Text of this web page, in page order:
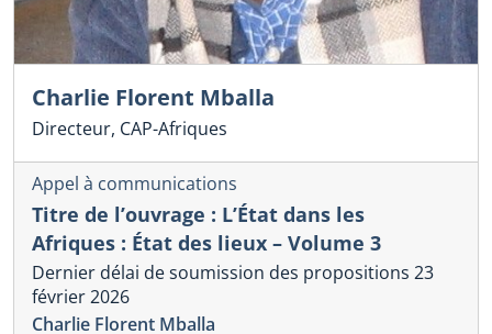
Charlie Florent Mballa
Directeur, CAP-Afriques
Appel à communications
Titre de l’ouvrage : L’État dans les
Afriques : État des lieux – Volume 3
Dernier délai de soumission des propositions 23
février 2026
Charlie Florent Mballa